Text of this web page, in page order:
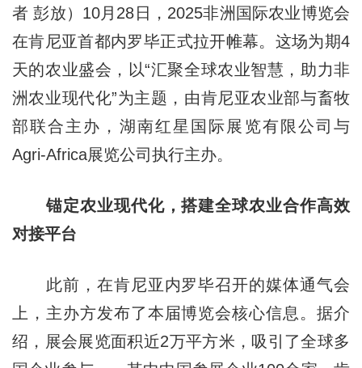
者 彭放）10月28日，2025非洲国际农业博览会
在肯尼亚首都内罗毕正式拉开帷幕。这场为期4
天的农业盛会，以“汇聚全球农业智慧，助力非
洲农业现代化”为主题，由肯尼亚农业部与畜牧
部联合主办，湖南红星国际展览有限公司与
Agri-Africa展览公司执行主办。
锚定农业现代化，搭建全球农业合作高效
对接平台
此前，在肯尼亚内罗毕召开的媒体通气会
上，主办方发布了本届博览会核心信息。据介
绍，展会展览面积近2万平方米，吸引了全球多